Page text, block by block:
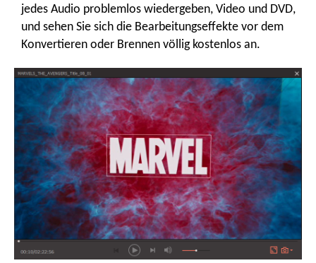
jedes Audio problemlos wiedergeben, Video und DVD,
und sehen Sie sich die Bearbeitungseffekte vor dem
Konvertieren oder Brennen völlig kostenlos an.